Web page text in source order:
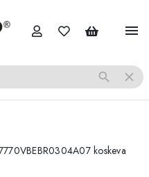
menu
search close
koskeva